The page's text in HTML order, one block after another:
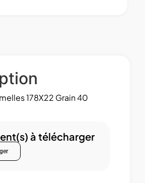
178X22 Grain 40
à télécharger